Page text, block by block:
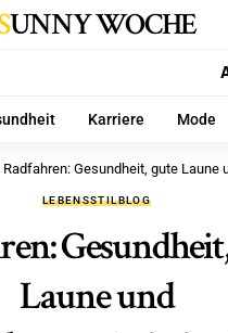
SUNNY WOCHE
Karriere Mode
Radfahren: Gesundheit, gute Laune und
LEBENSSTILBLOG
Laune und